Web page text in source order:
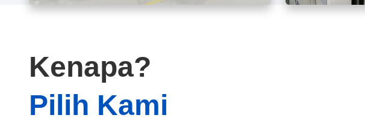
Kenapa?
Pilih Kami